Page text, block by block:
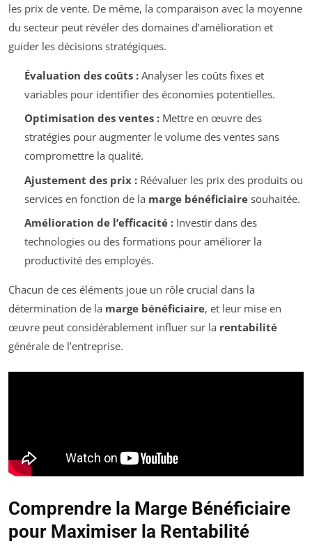
les prix de vente. De même, la comparaison avec la moyenne
du secteur peut révéler des domaines d’amélioration et
guider les décisions stratégiques.
Évaluation des coûts :Analyser les coûts fixes et
variables pour identifier des économies potentielles.
Optimisation des ventes :Mettre en œuvre des
stratégies pour augmenter le volume des ventes sans
compromettre la qualité.
Ajustement des prix :Réévaluer les prix des produits ou
services en fonction de la marge bénéficiairesouhaitée.
Amélioration de l’efficacité :Investir dans des
technologies ou des formations pour améliorer la
productivité des employés.
Chacun de ces éléments joue un rôle crucial dans la
détermination de la marge bénéficiaire, et leur mise en
œuvre peut considérablement influer sur la rentabilité
générale de l’entreprise.
Comprendre la Marge Bénéficiaire
pour Maximiser la Rentabilité